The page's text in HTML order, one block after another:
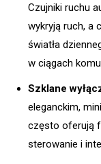
Czujniki ruchu
wykryją ruch, a
światła
w ciągach
Szklane
eleganckim,
często oferują
sterowanie i